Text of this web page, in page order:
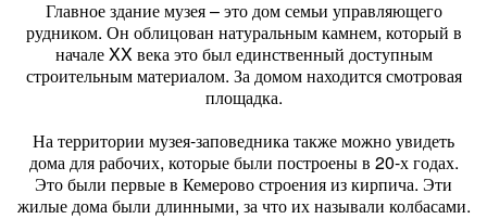
Главное здание музея – это дом семьи управляющего
рудником. Он облицован натуральным камнем, который в
начале XX века это был единственный доступным
строительным материалом. За домом находится смотровая
площадка.
На территории музея-заповедника также можно увидеть
дома для рабочих, которые были построены в 20-х годах.
Это были первые в Кемерово строения из кирпича. Эти
жилые дома были длинными, за что их называли колбасами.